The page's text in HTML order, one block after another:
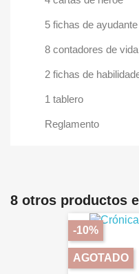
5 fichas de ayudante
8 contadores de vida
2 fichas de
1 tablero
Reglamento
8 otros productos
-10%
AGOTADO